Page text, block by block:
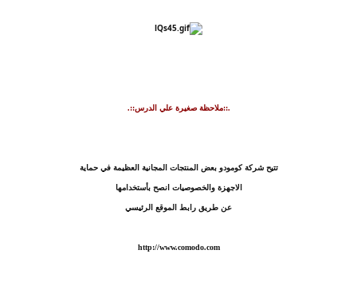
.::ملاحظة صغيرة علي الدرس::
.
تتيح شركة كومودو بعض المنتجات المجانية العظيمة في حماية
الاجهزة والخصوصيات انصح بأستخدامها
عن طريق رابط الموقع الرئيسي
http://www.comodo.com